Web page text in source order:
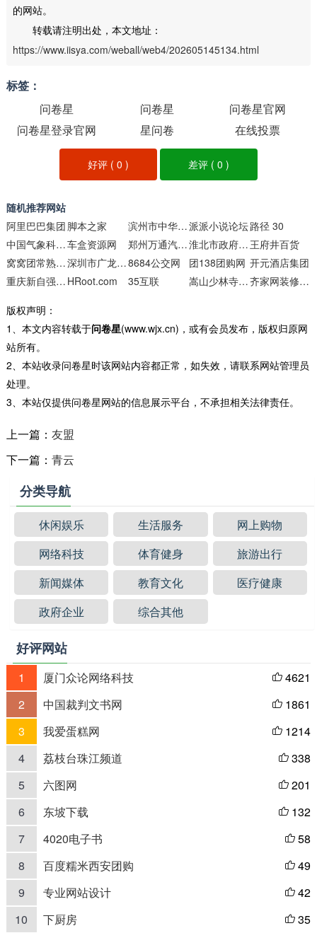
的网站。
转载请注明出处，本文地址：
https://www.iisya.com/weball/web4/202605145134.html
标签：
问卷星
问卷星
问卷星官网
问卷星登录官网
星问卷 在线投票
好评 (0 ) 差评 ( 0 )
随机推荐网站
阿里巴巴集团 脚本之家 滨州市中华武术学校派派小说论坛路径 30
中国气象科普网车盒资源网 郑州万通汽车学校 淮北市政府门户网站 王府井百货
窝窝团常熟团购网
深圳市广龙鑫智能科技8684公交网 团138团购网 开元酒店集团
重庆新自强文化传播 HRoot.com 35互联 嵩山少林寺武术学院 齐家网装修效果图频道
版权声明：
1、本文内容转载于问卷星(www.wjx.cn)，或有会员发布，版权归原网
站所有。
2、本站收录问卷星时该网站内容都正常，如失效，请联系网站管理员
处理。
3、本站仅提供问卷星网站的信息展示平台，不承担相关法律责任。
上一篇： 友盟
下一篇： 青云
分类导航
休闲娱乐 生活服务
网上购物
网络科技
体育健身
旅游出行
新闻媒体
教育文化
医疗健康
政府企业
综合其他
好评网站
1 厦门众论网络科技  4621
2
中国裁判文书网  1861
3
我爱蛋糕网  1214
4
荔枝台珠江频道  338
5
六图网  201
6
东坡下载  132
7
4020电子书  58
8
百度糯米西安团购  49
9
专业网站设计  42
10
下厨房  35